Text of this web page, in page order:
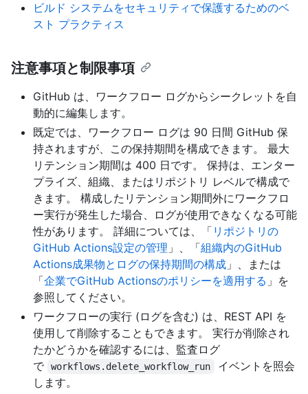
ビルド システムをセキュリティで保護するためのベ
スト プラクティス
注意事項と制限事項
GitHub は、ワークフロー ログからシークレットを自
動的に編集します。
既定では、ワークフロー ログは 90 日間 GitHub 保
持されますが、この保持期間を構成できます。 最大
リテンション期間は 400 日です。 保持は、エンター
プライズ、組織、またはリポジトリ レベルで構成で
きます。 構成したリテンション期間外にワークフロ
ー実行が発生した場合、ログが使用できなくなる可能
性があります。 詳細については、「 リポジトリの
GitHub Actions設定の管理 」、「組織内のGitHub
Actions成果物とログの保持期間の構成 」、または
「企業でGitHub Actionsのポリシーを適用する 」を
参照してください。
ワークフローの実行 (ログを含む) は、REST API を
使用して削除することもできます。 実行が削除され
たかどうかを確認するには、監査ログ
で
workflows.delete_workflow_run
イベントを照会
します。